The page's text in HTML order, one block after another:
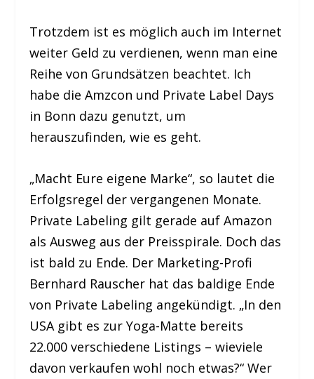
Trotzdem ist es möglich auch im Internet
weiter Geld zu verdienen, wenn man eine
Reihe von Grundsätzen beachtet. Ich
habe die Amzcon und Private Label Days
in Bonn dazu genutzt, um
herauszufinden, wie es geht.
„Macht Eure eigene Marke“, so lautet die
Erfolgsregel der vergangenen Monate.
Private Labeling gilt gerade auf Amazon
als Ausweg aus der Preisspirale. Doch das
ist bald zu Ende. Der Marketing-Profi
Bernhard Rauscher hat das baldige Ende
von Private Labeling angekündigt. „In den
USA gibt es zur Yoga-Matte bereits
22.000 verschiedene Listings – wieviele
davon verkaufen wohl noch etwas?“ Wer